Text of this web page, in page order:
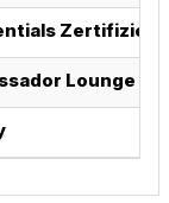
Lounge